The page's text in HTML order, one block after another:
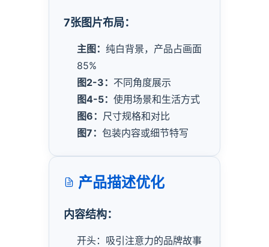
7张图片布局：
主图： 纯白背景，产品占画面
85%
图2-3： 不同角度展示
图4-5： 使用场景和生活方式
图6： 尺寸规格和对比
图7： 包装内容或细节特写
产品描述优化
内容结构：
开头：吸引注意力的品牌故事